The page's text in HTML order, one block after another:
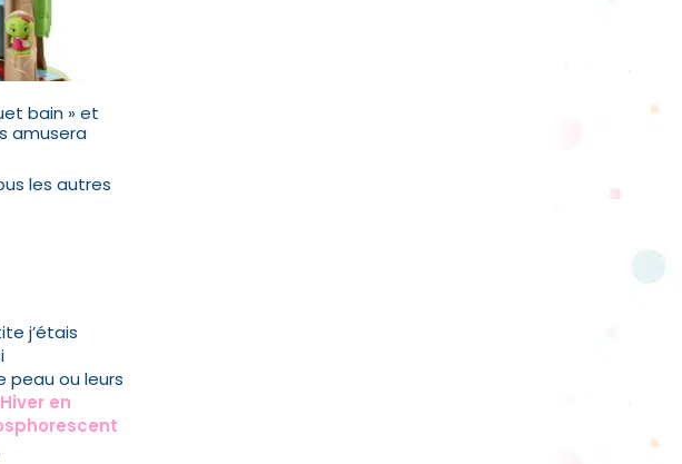
bain » et
amusera
les autres
j’étais
peau ou leurs
en